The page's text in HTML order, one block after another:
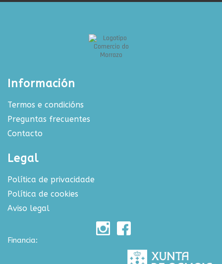
Información
Termos e condicións
Preguntas frecuentes
Contacto
Legal
Política de privacidade
Política de cookies
Aviso legal
Financia: